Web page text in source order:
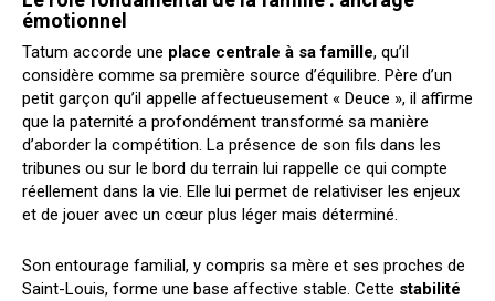
émotionnel
Tatum accorde une place centrale à sa famille, qu’il
considère comme sa première source d’équilibre. Père d’un
petit garçon qu’il appelle affectueusement « Deuce », il affirme
que la paternité a profondément transformé sa manière
d’aborder la compétition. La présence de son fils dans les
tribunes ou sur le bord du terrain lui rappelle ce qui compte
réellement dans la vie. Elle lui permet de relativiser les enjeux
et de jouer avec un cœur plus léger mais déterminé.
Son entourage familial, y compris sa mère et ses proches de
Saint-Louis, forme une base affective stable. Cette stabilité